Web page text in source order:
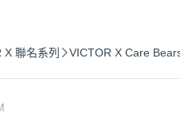
X 聯名系列 VICTOR X Care